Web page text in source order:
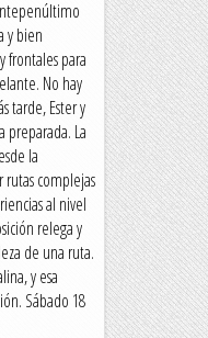
y bien
frontales para
No hay
tarde, Ester y
preparada. La
la
complejas
al nivel
relega y
de una ruta.
y esa
Sábado 18